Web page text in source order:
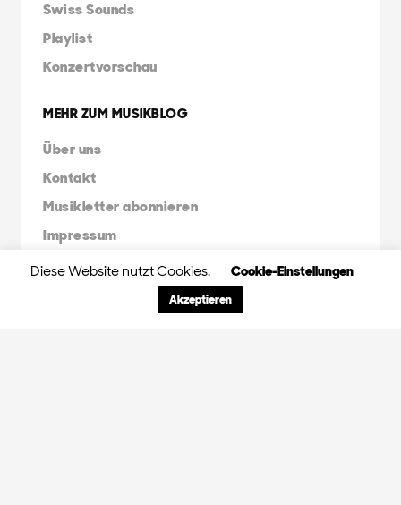
Swiss Sounds
Playlist
Konzertvorschau
MEHR ZUM MUSIKBLOG
Über uns
Kontakt
Musikletter abonnieren
Impressum
FRIENDS & FAMILY
Orange Peel Agency
Radio X Mainstream
Diese Website nutzt Cookies. Cookie-Einstellungen
Akzeptieren